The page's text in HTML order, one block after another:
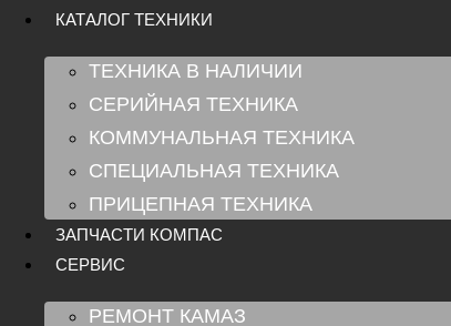
КАТАЛОГ ТЕХНИКИ
ТЕХНИКА В НАЛИЧИИ
СЕРИЙНАЯ ТЕХНИКА
КОММУНАЛЬНАЯ ТЕХНИКА
СПЕЦИАЛЬНАЯ ТЕХНИКА
ПРИЦЕПНАЯ ТЕХНИКА
ЗАПЧАСТИ КОМПАС
СЕРВИС
РЕМОНТ КАМАЗ